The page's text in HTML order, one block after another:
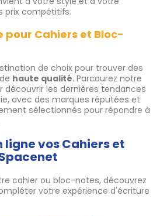
prix compétitifs.
pour Cahiers et Bloc-
de choix pour trouver des
haute qualité. Parcourez notre
découvrir les dernières tendances
avec des marques réputées et
sélectionnés pour répondre à
vos Cahiers et
cahier ou bloc-notes, découvrez
votre expérience d'écriture